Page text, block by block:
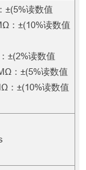
±(5%读数值
：±(10%读数值
±(2%读数值
：±(5%读数值
：±(10%读数值